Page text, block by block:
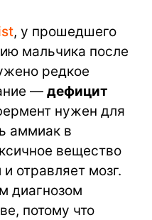
, у прошедшего
мальчика после
редкое
— дефицит
нужен для
аммиак в
вещество
отравляет мозг.
диагнозом
потому что